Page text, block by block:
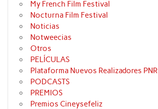
My French Film Festival
Nocturna Film Festival
Noticias
Notweecias
Otros
PELÍCULAS
Plataforma Nuevos Realizadores PNR
PODCASTS
PREMIOS
Premios Cineysefeliz